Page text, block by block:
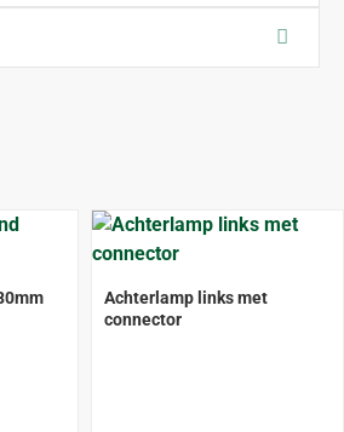
Achterlamp links met
connector